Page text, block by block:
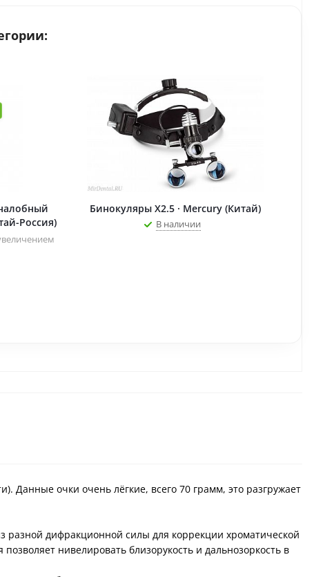
Россия)
Бинокуляры X2.5 · Mercury (Китай)
В наличии
Данные очки очень лёгкие, всего 70 грамм, это разгружает
разной дифракционной силы для коррекции хроматической
нивелировать близорукость и дальнозоркость в